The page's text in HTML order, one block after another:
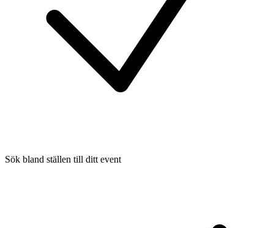
Sök bland ställen till ditt event